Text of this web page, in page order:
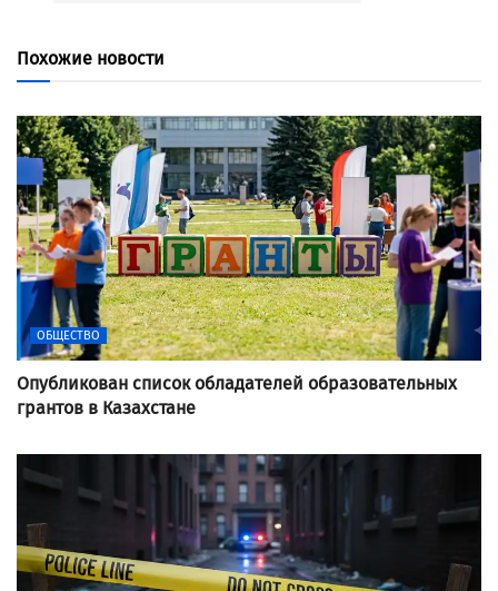
Похожие новости
ОБЩЕСТВО
Опубликован список обладателей образовательных
грантов в Казахстане